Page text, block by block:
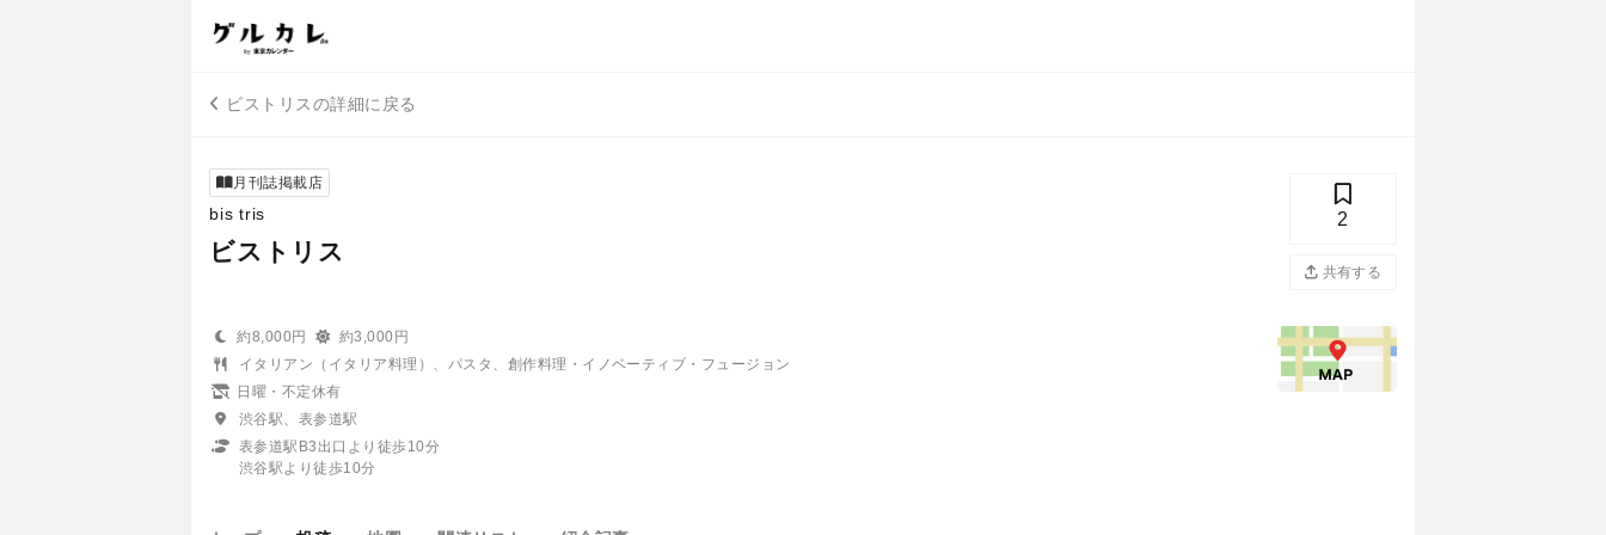
ビストリスの詳細に戻る
月刊誌掲載店
bis tris
ビストリス
2
共有する
約8,000円
約3,000円
イタリアン（イタリア料理）、パスタ、創作料理・イノベーティブ・フュージョン
日曜・不定休有
渋谷駅、表参道駅
表参道駅B3出口より徒歩10分
渋谷駅より徒歩10分